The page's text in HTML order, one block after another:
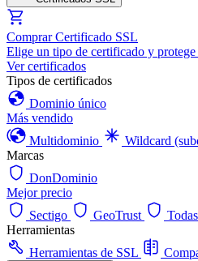
Comprar Certificado SSL
Elige un tipo de certificado y protege
Ver certificados
Tipos de certificados
Dominio único
Más vendido
Multidominio
Wildcard
Marcas
DonDominio
Mejor precio
Sectigo
GeoTrust
Herramientas
Herramientas de SSL